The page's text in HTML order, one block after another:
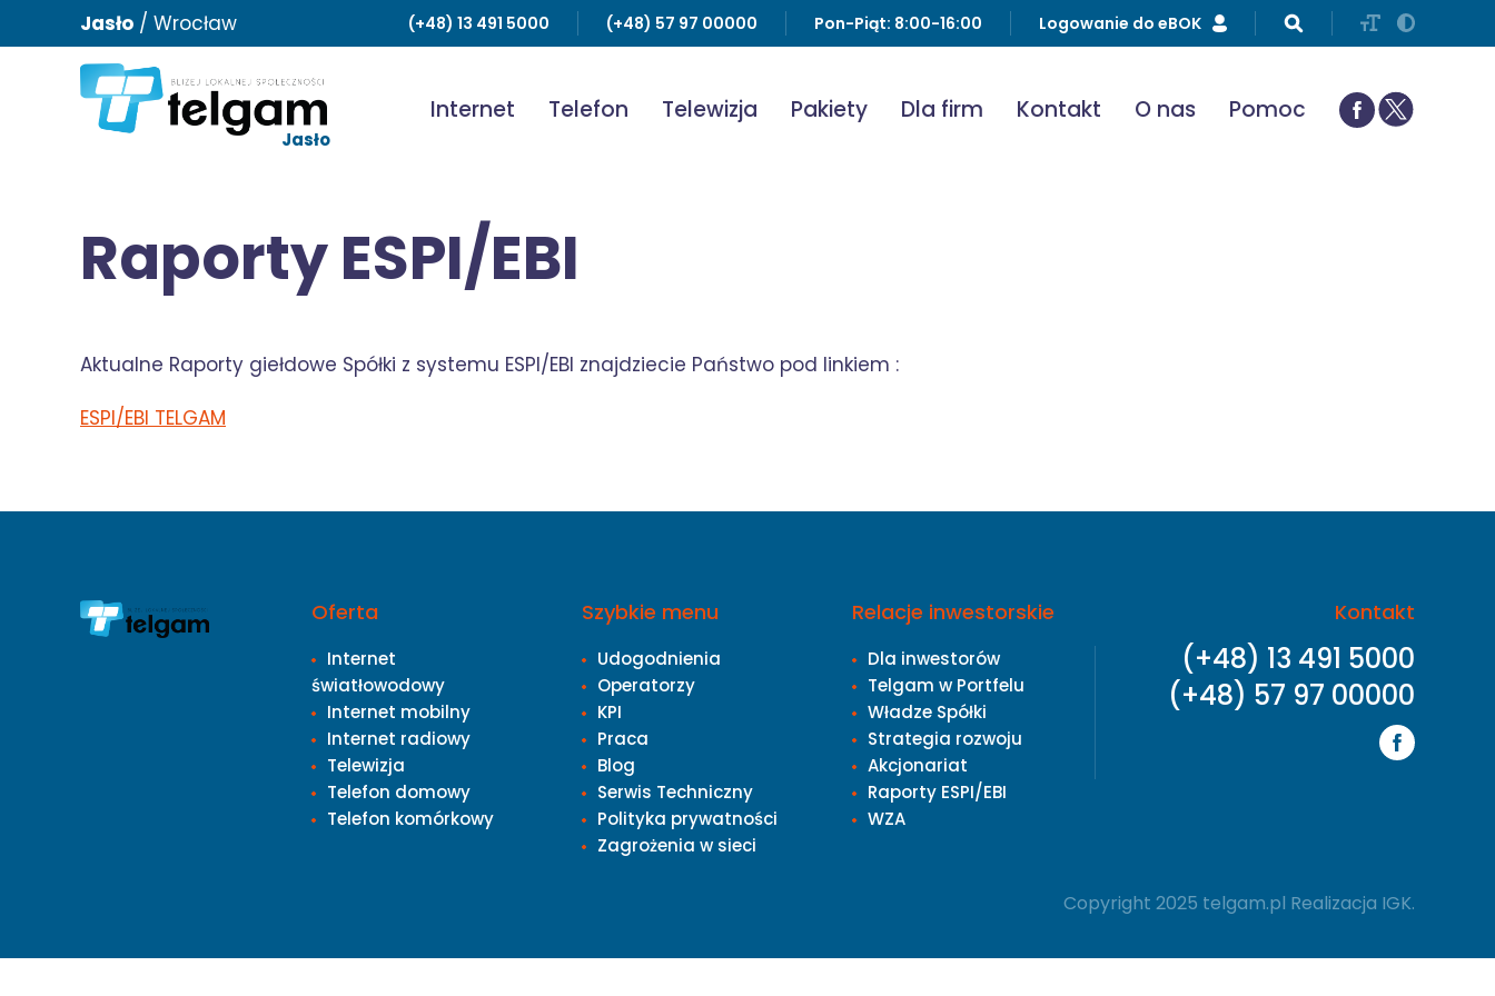
Jasło / Wrocław (+48) 13 491 5000 (+48) 57 97 00000 Pon-Piąt: 8:00-16:00 Logowanie do eBOK
Jasło
Internet Telefon Telewizja Pakiety Dla firm Kontakt O nas Pomoc
Raporty ESPI/EBI
Aktualne Raporty giełdowe Spółki z systemu ESPI/EBI znajdziecie Państwo pod linkiem :
ESPI/EBI TELGAM
Oferta
Internet
światłowodowy
Internet mobilny
Internet radiowy
Telewizja
Telefon domowy
Telefon komórkowy
Szybkie menu
Udogodnienia
Operatorzy
KPI
Praca
Blog
Serwis Techniczny
Polityka prywatności
Zagrożenia w sieci
Relacje inwestorskie
Dla inwestorów
Telgam w Portfelu
Władze Spółki
Strategia rozwoju
Akcjonariat
Raporty ESPI/EBI
WZA
Kontakt
(+48) 13 491 5000
(+48) 57 97 00000
Copyright 2025 telgam.pl Realizacja IGK.